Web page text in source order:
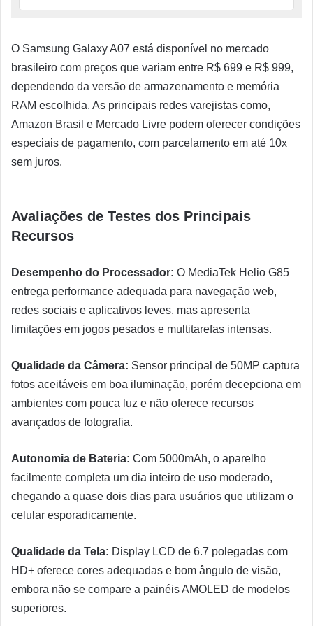
O Samsung Galaxy A07 está disponível no mercado
brasileiro com preços que variam entre R$ 699 e R$ 999,
dependendo da versão de armazenamento e memória
RAM escolhida. As principais redes varejistas como,
Amazon Brasil e Mercado Livre podem oferecer condições
especiais de pagamento, com parcelamento em até 10x
sem juros.
Avaliações de Testes dos Principais
Recursos
Desempenho do Processador: O MediaTek Helio G85
entrega performance adequada para navegação web,
redes sociais e aplicativos leves, mas apresenta
limitações em jogos pesados e multitarefas intensas.
Qualidade da Câmera: Sensor principal de 50MP captura
fotos aceitáveis em boa iluminação, porém decepciona em
ambientes com pouca luz e não oferece recursos
avançados de fotografia.
Autonomia de Bateria: Com 5000mAh, o aparelho
facilmente completa um dia inteiro de uso moderado,
chegando a quase dois dias para usuários que utilizam o
celular esporadicamente.
Qualidade da Tela: Display LCD de 6.7 polegadas com
HD+ oferece cores adequadas e bom ângulo de visão,
embora não se compare a painéis AMOLED de modelos
superiores.